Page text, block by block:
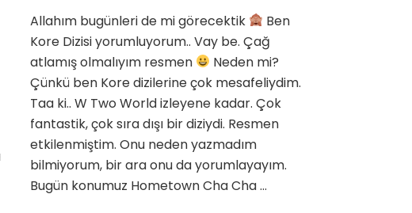
Cha
Kore
Dizisi
için
Allahım bugünleri de mi görecektik
Ben
Kore Dizisi yorumluyorum.. Vay be. Çağ
atlamış olmalıyım resmen
Neden mi?
Çünkü ben Kore dizilerine çok mesafeliydim.
Taa ki.. W Two World izleyene kadar. Çok
fantastik, çok sıra dışı bir diziydi. Resmen
etkilenmiştim. Onu neden yazmadım
bilmiyorum, bir ara onu da yorumlayayım.
Bugün konumuz Hometown Cha Cha …